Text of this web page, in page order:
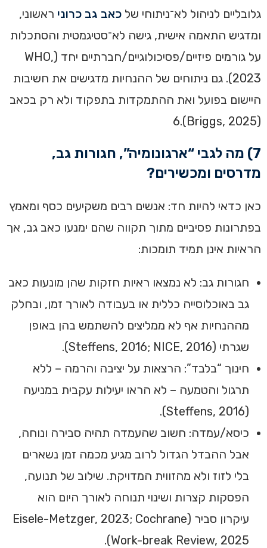
גלובליים לניהול לא־ניתוחי של כאב גב כרוני ראשוני,
ומדגיש התאמה אישית, גישה לא־סטיגמטית והסתכלות
על גורמים פיזיים/פסיכולוגיים/חברתיים יחד (WHO,
2023). גם ניתוחים של ההנחיות מדגישים את חשיבות
היישום בפועל ואת ההתמקדות בתפקוד ולא רק בכאב
(Briggs, 2025).6
7) מה לגבי “ארגונומיה”, חגורות גב,
מדרסים ומכשירים?
כאן כדאי להיות חד: אנשים רבים משקיעים כסף ומאמץ
בפתרונות פסיביים מתוך תקווה שהם ימנעו כאב גב, אך
הראיות אינן תמיד תומכות:
חגורות גב: לא נמצאו ראיות חזקות שהן מונעות כאב
גב באוכלוסייה כללית או בעבודה לאורך זמן, ובחלק
מההנחיות אף לא ממליצים להשתמש בהן באופן
שגרתי (Steffens, 2016; NICE, 2016).
חינוך “בלבד”: הרצאות על יציבה והרמה – ללא
תרגול והטמעה – לא הראו יעילות עקבית במניעה
(Steffens, 2016).
כיסא/עמדה: חשוב שהעמדה תהיה סבירה ונוחה,
אבל ההבדל הגדול לרוב מגיע מכמה זמן נשארים
בלי לזוז ולא מהזווית המדויקת. שילוב של תנועה,
הפסקות קצרות ושינוי תנוחה לאורך היום הוא
עיקרון סביר (Eisele-Metzger, 2023; Cochrane
Work-break Review, 2025).